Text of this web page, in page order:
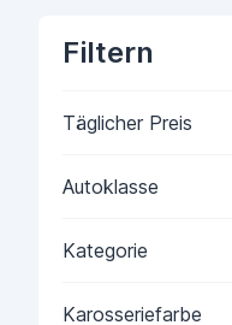
Filtern
Täglicher Preis
Autoklasse
Kategorie
Karosseriefarbe